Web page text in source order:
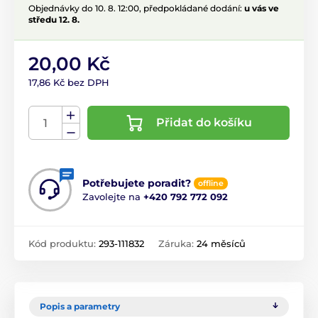
Objednávky do 10. 8. 12:00, předpokládané dodání: u vás ve
středu 12. 8.
20,00 Kč
17,86 Kč bez DPH
Přidat do košíku
Potřebujete poradit? offline
Zavolejte na +420 792 772 092
Kód produktu: 293-111832 Záruka: 24 měsíců
Popis a parametry